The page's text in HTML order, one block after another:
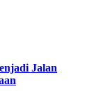
Jalan